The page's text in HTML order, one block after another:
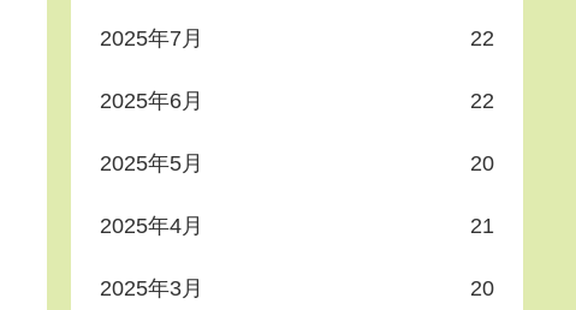
2025年7月 22
2025年6月 22
2025年5月 20
2025年4月 21
2025年3月 20